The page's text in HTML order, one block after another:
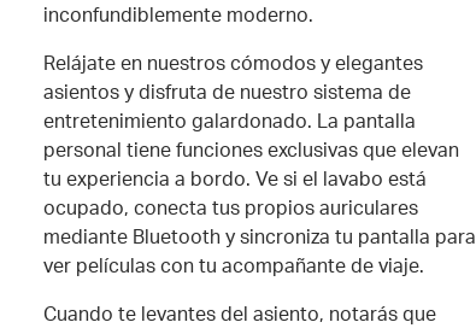
inconfundiblemente moderno.
Relájate en nuestros cómodos y elegantes
asientos y disfruta de nuestro sistema de
entretenimiento galardonado. La pantalla
personal tiene funciones exclusivas que elevan
tu experiencia a bordo. Ve si el lavabo está
ocupado, conecta tus propios auriculares
mediante Bluetooth y sincroniza tu pantalla para
ver películas con tu acompañante de viaje.
Cuando te levantes del asiento, notarás que